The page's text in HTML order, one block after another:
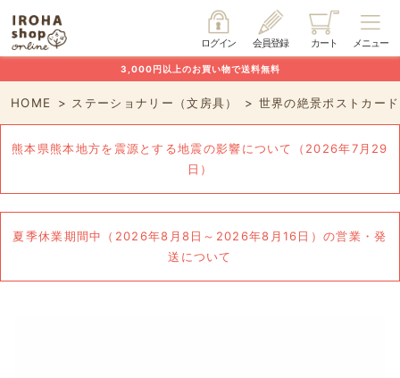
メニュー
カート
会員登録
ログイン
3,000円以上のお買い物で送料無料
HOME ステーショナリー（文房具） 世界の絶景ポストカー
熊本県熊本地方を震源とする地震の影響について（2026年7月29
日）
夏季休業期間中（2026年8月8日～2026年8月16日）の営業・発
送について